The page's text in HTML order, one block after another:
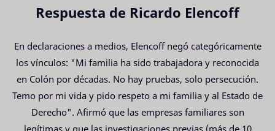
Respuesta de Ricardo Elencoff
En declaraciones a medios, Elencoff negó categóricamente
los vínculos: "Mi familia ha sido trabajadora y reconocida
en Colón por décadas. No hay pruebas, solo persecución.
Temo por mi vida y pido respeto a mi familia y al Estado de
Derecho". Afirmó que las empresas familiares son